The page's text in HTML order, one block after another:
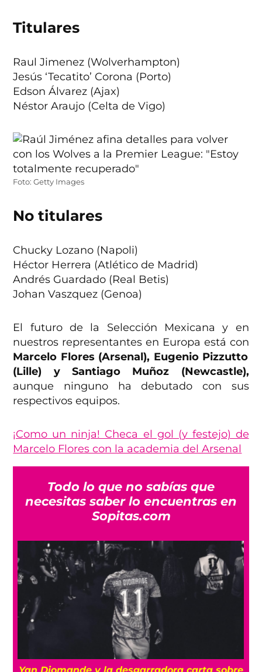
Titulares
Raul Jimenez (Wolverhampton)
Jesús ‘Tecatito’ Corona (Porto)
Edson Álvarez (Ajax)
Néstor Araujo (Celta de Vigo)
Foto: Getty Images
No titulares
Chucky Lozano (Napoli)
Héctor Herrera (Atlético de Madrid)
Andrés Guardado (Real Betis)
Johan Vaszquez (Genoa)
El futuro de la Selección Mexicana y en
nuestros representantes en Europa está con
Marcelo Flores (Arsenal), Eugenio Pizzutto
(Lille) y Santiago Muñoz (Newcastle),
aunque ninguno ha debutado con sus
respectivos equipos.
¡Como un ninja! Checa el gol (y festejo) de
Marcelo Flores con la academia del Arsenal
Todo lo que no sabías que
necesitas saber lo encuentras en
Sopitas.com
Yan Diomande y la desgarradora carta sobre